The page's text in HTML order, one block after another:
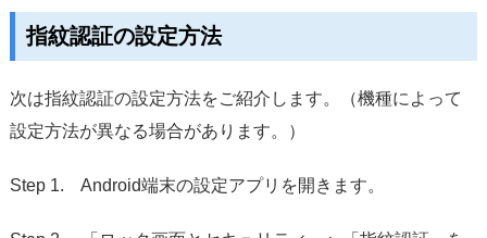
指紋認証の設定方法
次は指紋認証の設定方法をご紹介します。（機種によって
設定方法が異なる場合があります。）
Step 1. Android端末の設定アプリを開きます。